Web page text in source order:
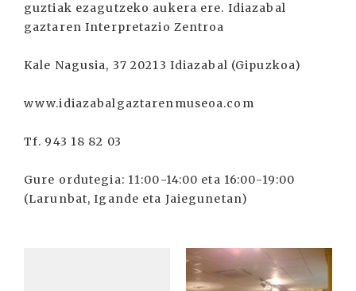
guztiak ezagutzeko aukera ere. Idiazabal
gaztaren Interpretazio Zentroa
Kale Nagusia, 37 20213 Idiazabal (Gipuzkoa)
www.idiazabalgaztarenmuseoa.com
Tf. 943 18 82 03
Gure ordutegia: 11:00-14:00 eta 16:00-19:00
(Larunbat, Igande eta Jaiegunetan)